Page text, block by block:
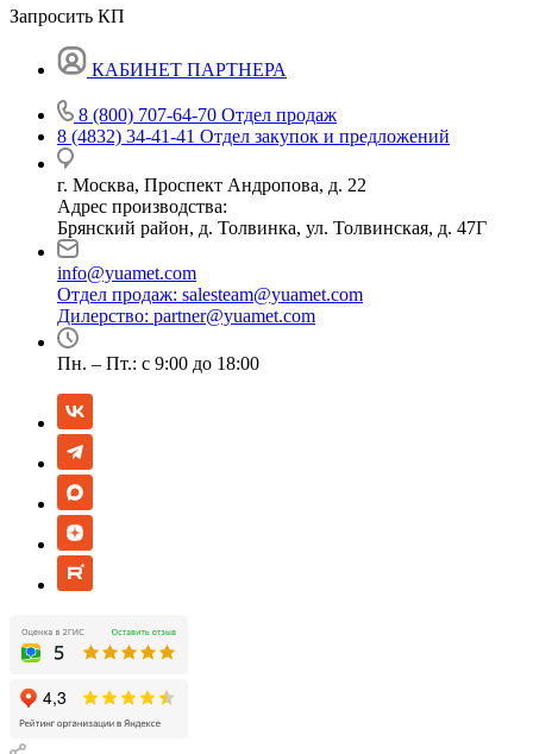
Запросить КП
КАБИНЕТ ПАРТНЕРА
8 (800) 707-64-70 Отдел продаж
8 (4832) 34-41-41 Отдел закупок и предложений
г. Москва, Проспект Андропова, д. 22
Адрес производства:
Брянский район, д. Толвинка, ул. Толвинская, д. 47Г
info@yuamet.com
Отдел продаж: salesteam@yuamet.com
Дилерство: partner@yuamet.com
Пн. – Пт.: с 9:00 до 18:00